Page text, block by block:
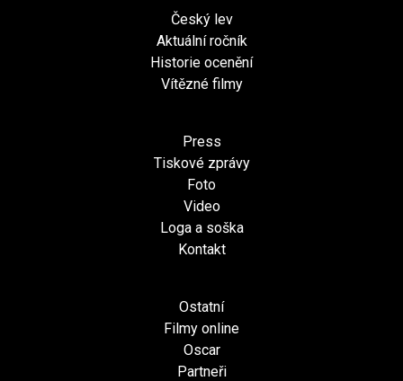
Český lev
Aktuální ročník
Historie ocenění
Vítězné filmy
Press
Tiskové zprávy
Foto
Video
Loga a soška
Kontakt
Ostatní
Filmy online
Oscar
Partneři